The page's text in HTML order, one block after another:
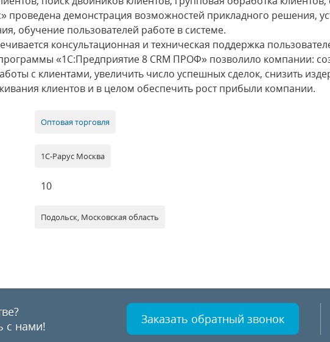
проведена демонстрация возможностей прикладного решения,
обучение пользователей работе в системе.
консультационная и техническая поддержка
«1С:Предприятие 8 CRM ПРОФ» позволило компании:
с клиентами, увеличить число успешных сделок, снизить
клиентов и в целом обеспечить рост прибыли компании.
Оптовая торговля
1С-Рарус Москва
10
Подольск, Московская область
с нами! Заказать обратный звонок